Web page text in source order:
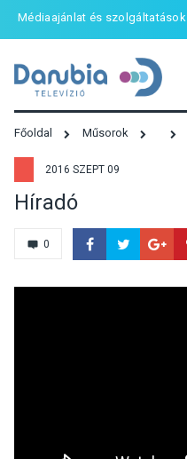
Médiaajánlat és szolgáltatások
Főoldal Műsorok
2016 SZEPT 09
Híradó
0